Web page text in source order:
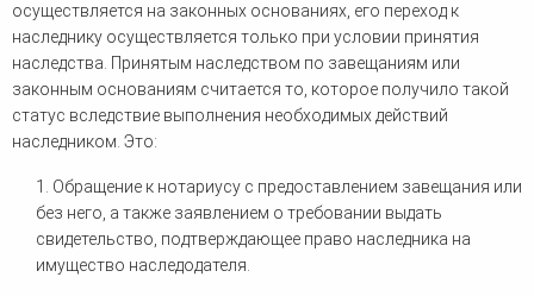
осуществляется на законных основаниях, его переход к
наследнику осуществляется только при условии принятия
наследства. Принятым наследством по завещаниям или
законным основаниям считается то, которое получило такой
статус вследствие выполнения необходимых действий
наследником. Это:
1. Обращение к нотариусу с предоставлением завещания или
без него, а также заявлением о требовании выдать
свидетельство, подтверждающее право наследника на
имущество наследодателя.